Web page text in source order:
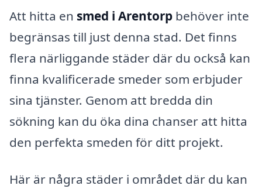
Att hitta en smed i Arentorp behöver inte
begränsas till just denna stad. Det finns
flera närliggande städer där du också kan
finna kvalificerade smeder som erbjuder
sina tjänster. Genom att bredda din
sökning kan du öka dina chanser att hitta
den perfekta smeden för ditt projekt.
Här är några städer i området där du kan